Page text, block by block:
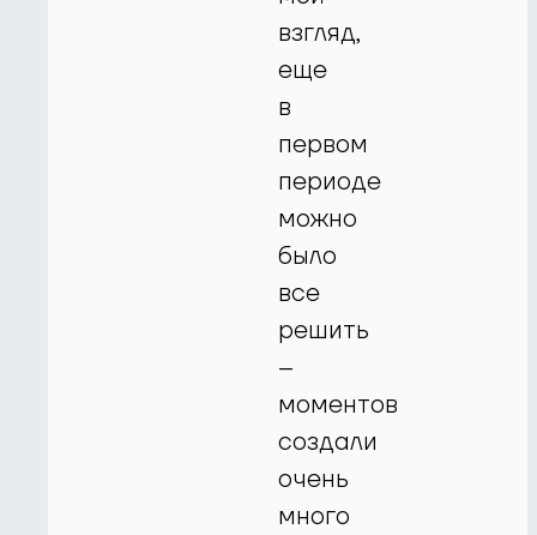
взгляд,
еще
в
первом
периоде
можно
было
все
решить
–
моментов
создали
очень
много